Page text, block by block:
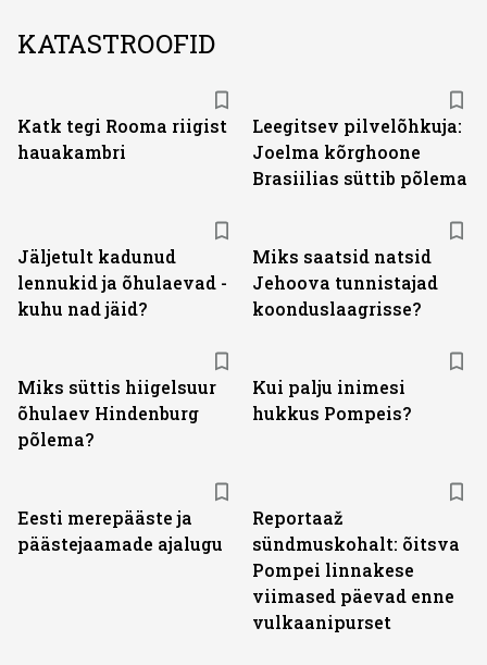
KATASTROOFID
Katk tegi Rooma riigist
hauakambri
Leegitsev pilvelõhkuja:
Joelma kõrghoone
Brasiilias süttib põlema
Jäljetult kadunud
lennukid ja õhulaevad -
kuhu nad jäid?
Miks saatsid natsid
Jehoova tunnistajad
koonduslaagrisse?
Miks süttis hiigelsuur
õhulaev Hindenburg
põlema?
Kui palju inimesi
hukkus Pompeis?
Eesti merepääste ja
päästejaamade ajalugu
Reportaaž
sündmuskohalt: õitsva
Pompei linnakese
viimased päevad enne
vulkaanipurset